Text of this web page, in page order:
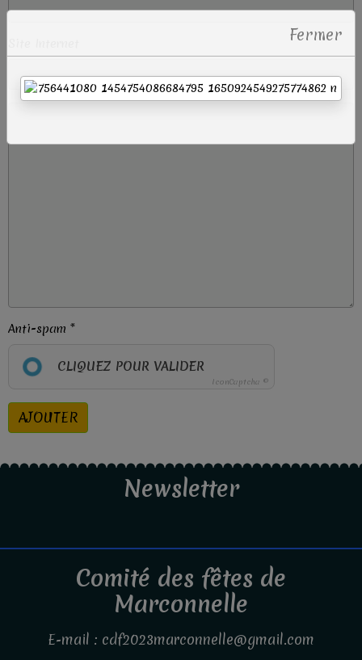
Anti-spam
CLIQUEZ POUR VALIDER
IconCaptcha ©
AJOUTER
Newsletter
Comité des fêtes de
Marconnelle
E-mail : cdf2023marconnelle@gmail.com
Fermer